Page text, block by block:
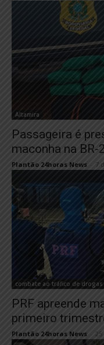
Altamira
Passageira é
maconha na BR-
Plantão 24horas News 7
combate ao tráfico de drogas
PRF apreende
primeiro
Plantão 24horas News